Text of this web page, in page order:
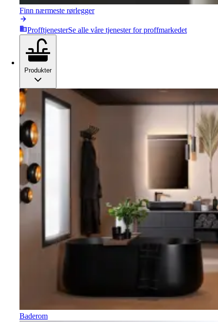
Finn nærmeste rørlegger
ProfftjenesterSe alle våre tjenester for proffmarkedet
Produkter
Baderom